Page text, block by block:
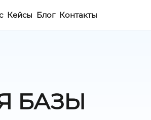
Кейсы Блог Контакты
БАЗЫ